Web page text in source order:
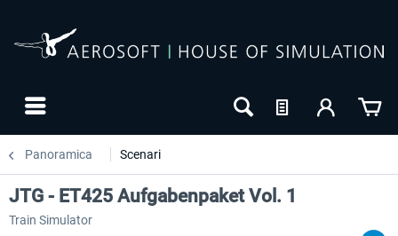
Panoramica Scenari
JTG - ET425 Aufgabenpaket Vol. 1
Train Simulator